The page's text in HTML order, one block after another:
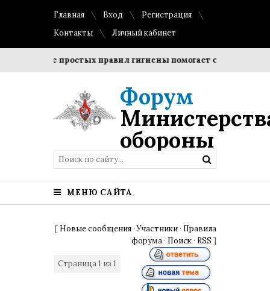
Главная Вход
Регистрация
Контакты
Личный кабинет
простых правил гигиены помогает сохранить
Форум
обороны
МЕНЮ САЙТА
[ Новые сообщения ·Участники · Правила
форума · Поиск · RSS ]
Страница1 из 1